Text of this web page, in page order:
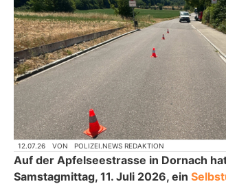
12.07.26 VON POLIZEI.NEWS REDAKTION
Auf der Apfelseestrasse in Dornach
Samstagmittag, 11. Juli 2026, ein